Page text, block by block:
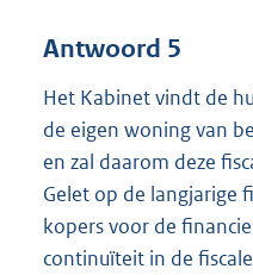
Antwoord 5
Het Kabinet vindt de
de eigen woning van
en zal daarom deze
Gelet op de langjarige
kopers voor de
continuïteit in de